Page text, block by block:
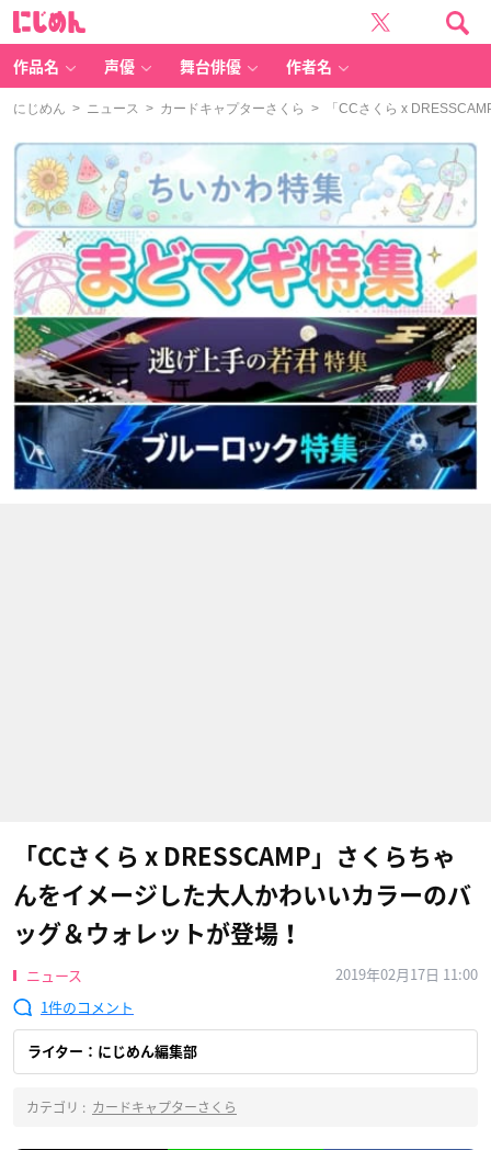
作品名 声優 舞台俳優 作者名
にじめん > ニュース > カードキャプターさくら > 「CCさくら x
「CCさくら x DRESSCAMP」さくらちゃ
んをイメージした大人かわいいカラーのバ
ッグ＆ウォレットが登場！
ニュース
2019年02月17日 11:00
1
ライター：にじめん編集部
カテゴリ : カードキャプターさくら